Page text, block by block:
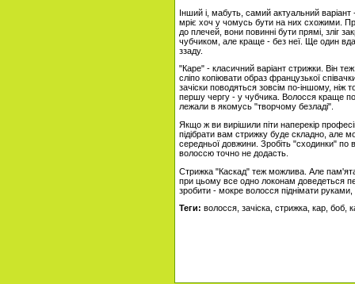
Інший і, мабуть, самий актуальний варіант
мріє хоч у чомусь бути на них схожими.
до плечей, вони повинні бути прямі, зліг
чубчиком, але краще - без неї. Ще один
ззаду.
"Каре" - класичний варіант стрижки. Він
сліпо копіювати образ французької
зачіски поводяться зовсім по-іншому, ніж
першу чергу - у чубчика. Волосся краще
лежали в якомусь "творчому безладі".
Якщо ж ви вирішили піти наперекір
підібрати вам стрижку буде складно, але
середньої довжини. Зробіть "сходинки" по
волоссю точно не додасть.
Стрижка "Каскад" теж можлива. Але
при цьому все одно локонам доведеться
зробити - мокре волосся піднімати
Теги: волосся, зачіска, стрижка, кар, боб,